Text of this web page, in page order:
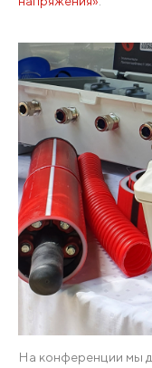
На конференции мы